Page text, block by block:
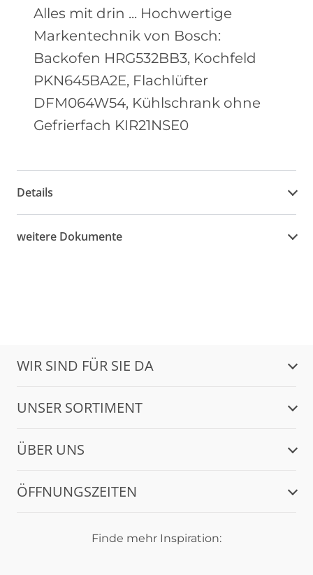
Alles mit drin ... Hochwertige
Markentechnik von Bosch:
Backofen HRG532BB3, Kochfeld
PKN645BA2E, Flachlüfter
DFM064W54, Kühlschrank ohne
Gefrierfach KIR21NSE0
Details
weitere Dokumente
WIR SIND FÜR SIE DA
UNSER SORTIMENT
ÜBER UNS
ÖFFNUNGSZEITEN
Finde mehr Inspiration: